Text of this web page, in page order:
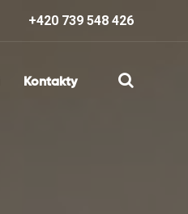
+420 739 548 426
Kontakty